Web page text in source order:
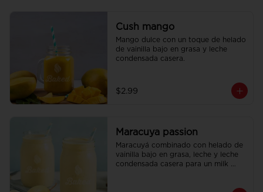
Cush mango
Mango dulce con un toque de helado
de vainilla bajo en grasa y leche
condensada casera.
$2.99
Maracuya passion
Maracuyá combinado con helado de
vainilla bajo en grasa, leche y leche
condensada casera para un milk